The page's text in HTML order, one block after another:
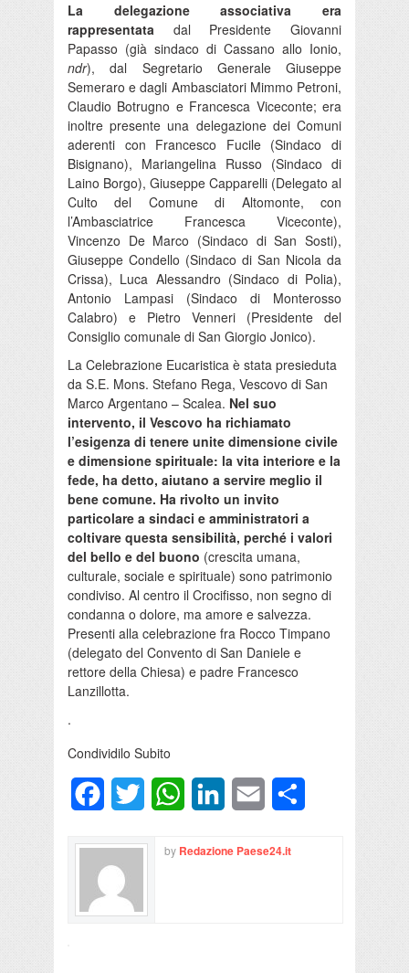
La delegazione associativa era
rappresentata dal Presidente Giovanni
Papasso (già sindaco di Cassano allo Ionio,
ndr), dal Segretario Generale Giuseppe
Semeraro e dagli Ambasciatori Mimmo Petroni,
Claudio Botrugno e Francesca Viceconte; era
inoltre presente una delegazione dei Comuni
aderenti con Francesco Fucile (Sindaco di
Bisignano), Mariangelina Russo (Sindaco di
Laino Borgo), Giuseppe Capparelli (Delegato al
Culto del Comune di Altomonte, con
l’Ambasciatrice Francesca Viceconte),
Vincenzo De Marco (Sindaco di San Sosti),
Giuseppe Condello (Sindaco di San Nicola da
Crissa), Luca Alessandro (Sindaco di Polia),
Antonio Lampasi (Sindaco di Monterosso
Calabro) e Pietro Venneri (Presidente del
Consiglio comunale di San Giorgio Jonico).
La Celebrazione Eucaristica è stata presieduta
da S.E. Mons. Stefano Rega, Vescovo di San
Marco Argentano – Scalea. Nel suo
intervento, il Vescovo ha richiamato
l’esigenza di tenere unite dimensione civile
e dimensione spirituale: la vita interiore e la
fede, ha detto, aiutano a servire meglio il
bene comune. Ha rivolto un invito
particolare a sindaci e amministratori a
coltivare questa sensibilità, perché i valori
del bello e del buono (crescita umana,
culturale, sociale e spirituale) sono patrimonio
condiviso. Al centro il Crocifisso, non segno di
condanna o dolore, ma amore e salvezza.
Presenti alla celebrazione fra Rocco Timpano
(delegato del Convento di San Daniele e
rettore della Chiesa) e padre Francesco
Lanzillotta.
.
Condividilo Subito
FacebookTwitter WhatsAppLinkedInEmail
by Redazione Paese24.it